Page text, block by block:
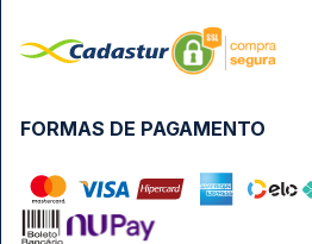
FORMAS DE PAGAMENTO